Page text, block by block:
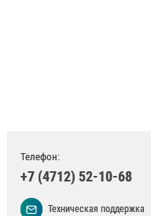
Телефон:
+7 (4712) 52-10-68
Техническая поддержка